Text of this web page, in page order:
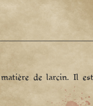
de larcin. Il